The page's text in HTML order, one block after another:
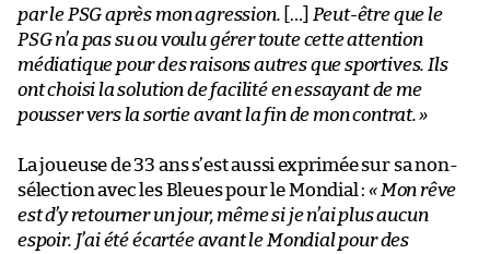
par le PSG après mon agression. […] Peut-être que le
PSG n’a pas su ou voulu gérer toute cette attention
médiatique pour des raisons autres que sportives. Ils
ont choisi la solution de facilité en essayant de me
pousser vers la sortie avant la fin de mon contrat.»
La joueuse de 33 ans s’est aussi exprimée sur sa non-
sélection avec les Bleues pour le Mondial :« Mon rêve
est d’y retourner un jour, même si je n’ai plus aucun
espoir. J’ai été écartée avant le Mondial pour des